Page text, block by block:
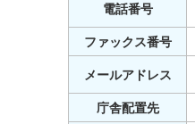
電話番号
ファックス番号
メールアドレス
庁舎配置先